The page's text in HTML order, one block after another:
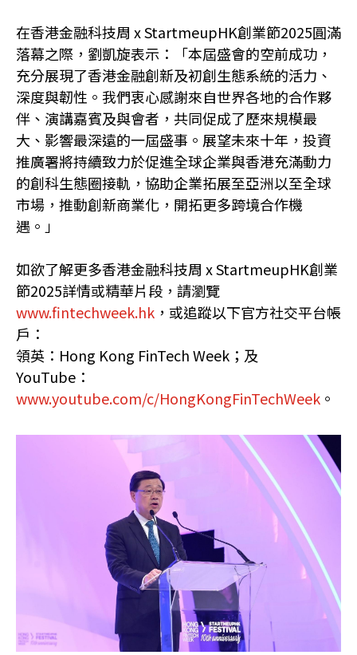
在香港金融科技周 x StartmeupHK創業節2025圓滿
落幕之際，劉凱旋表示：「本屆盛會的空前成功，
充分展現了香港金融創新及初創生態系統的活力、
深度與韌性。我們衷心感謝來自世界各地的合作夥
伴、演講嘉賓及與會者，共同促成了歷來規模最
大、影響最深遠的一屆盛事。展望未來十年，投資
推廣署將持續致力於促進全球企業與香港充滿動力
的創科生態圈接軌，協助企業拓展至亞洲以至全球
市場，推動創新商業化，開拓更多跨境合作機
遇。」
如欲了解更多香港金融科技周 x StartmeupHK創業
節2025詳情或精華片段，請瀏覽
www.fintechweek.hk ，或追蹤以下官方社交平台帳
戶：
領英：Hong Kong FinTech Week；及
YouTube：
www.youtube.com/c/HongKongFinTechWeek 。